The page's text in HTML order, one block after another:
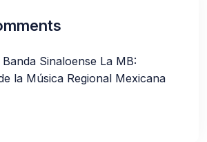
Banda Sinaloense La MB:
la Música Regional Mexicana